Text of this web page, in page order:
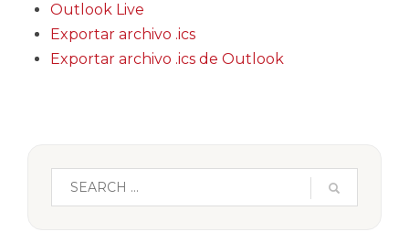
Outlook Live
Exportar archivo .ics
Exportar archivo .ics de Outlook